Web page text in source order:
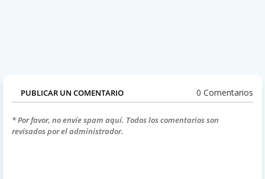
PUBLICAR UN COMENTARIO 0 Comentarios
* Por favor, no envíe spam aquí. Todos los comentarios son
revisados por el administrador.